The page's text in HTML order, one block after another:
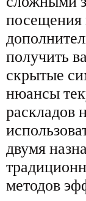
посещения
получить
скрытые
нюансы
раскладов
двумя
методов